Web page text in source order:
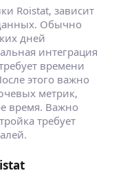
Roistat, зависит
Обычно
дней
интеграция
времени
этого важно
метрик,
время. Важно
требует